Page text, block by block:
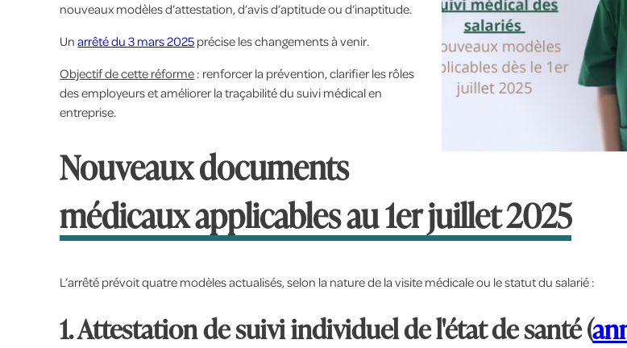
nouveaux modèles d’attestation, d’avis d’aptitude ou d’inaptitude.
Unarrêté du 3 mars 2025 précise les changements à venir.
Objectif de cette réforme : renforcer la prévention, clarifier les rôles
des employeurs et améliorer la traçabilité du suivi médical en
entreprise.
Nouveaux documents
médicaux applicables au 1er juillet 2025
L’arrêté prévoit quatre modèles actualisés, selon la nature de la visite médicale ou le statut du salarié :
1. Attestation de suivi individuel de l'état de santé (